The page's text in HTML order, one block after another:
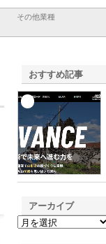
その他業種
おすすめ記事
アーカイブ